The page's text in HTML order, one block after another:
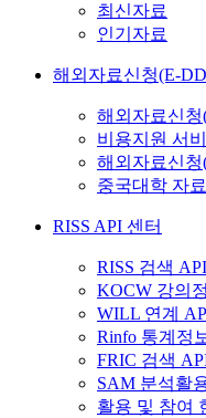
최신자료
인기자료
해외자료신청(E-
해외자료신청
비용지원 서
해외자료신청
중국대학 자
RISS API 센터
RISS 검색 API
KOCW 강의
WILL 연계
Rinfo 통계정
FRIC 검색
SAM 분석활
활용 및 참여